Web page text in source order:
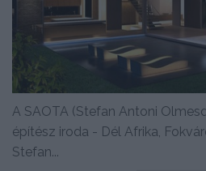
A SAOTA (Stefan Antoni
építész iroda - Dél Afrika,
Stefan...